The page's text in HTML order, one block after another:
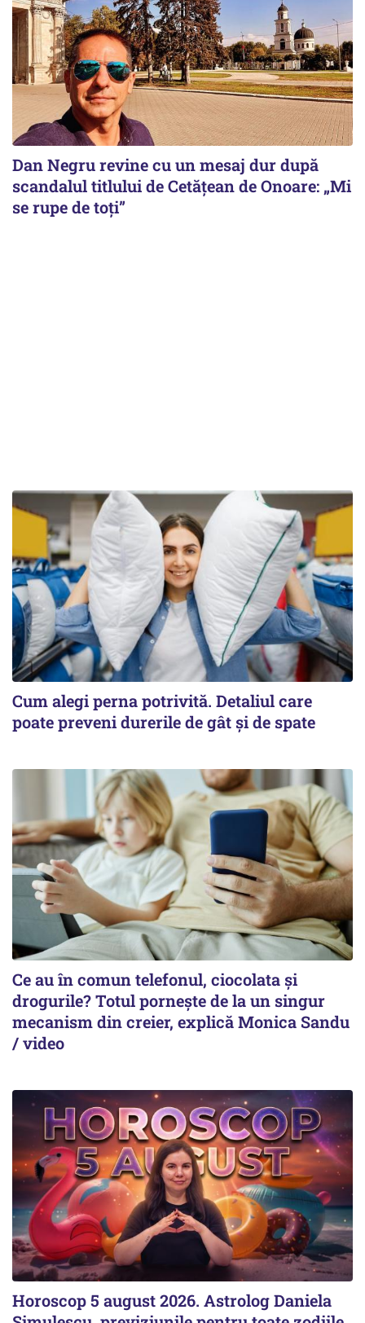
Dan Negru revine cu un mesaj dur după
scandalul titlului de Cetățean de Onoare: „Mi
se rupe de toți”
Cum alegi perna potrivită. Detaliul care
poate preveni durerile de gât și de spate
Ce au în comun telefonul, ciocolata și
drogurile? Totul pornește de la un singur
mecanism din creier, explică Monica Sandu
/ video
Horoscop 5 august 2026. Astrolog Daniela